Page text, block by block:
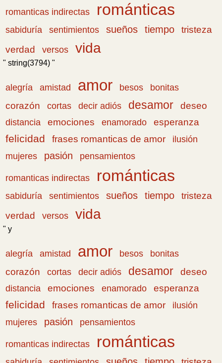
romanticas indirectas románticas
sabiduría sentimientos sueños tiempo
tristeza
verdad
versos vida
" string(3794) "
alegría amistad amor besos
bonitas
corazón
cortas decir adiós desamor deseo
distancia emociones enamorado esperanza
felicidad frases romanticas de amor
ilusión
mujeres
pasión pensamientos
romanticas indirectas románticas
sabiduría sentimientos sueños tiempo
tristeza
verdad
versos vida
" y
alegría amistad amor besos
bonitas
corazón
cortas decir adiós desamor deseo
distancia emociones enamorado esperanza
felicidad frases romanticas de amor
ilusión
mujeres
pasión pensamientos
romanticas indirectas románticas